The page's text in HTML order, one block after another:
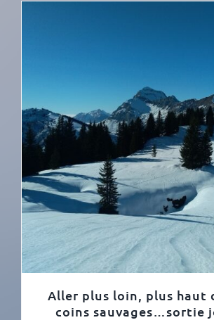
Aller plus loin, plus haut
coins sauvages…sortie